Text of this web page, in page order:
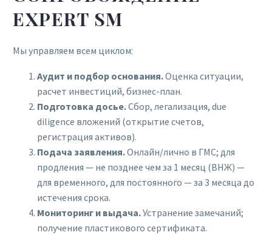
EXPERT SM
Мы управляем всем циклом:
Аудит и подбор основания.Оценка ситуации,
расчет инвестиций, бизнес-план.
Подготовка досье.Сбор, легализация, due
diligence вложений (открытие счетов,
регистрация активов).
Подача заявления.Онлайн/лично в ГМС; для
продления — не позднее чем за 1 месяц (ВНЖ) —
для временного, для постоянного — за 3 месяца до
истечения срока.
Мониторинг и выдача.Устранение замечаний;
получение пластикового сертификата.